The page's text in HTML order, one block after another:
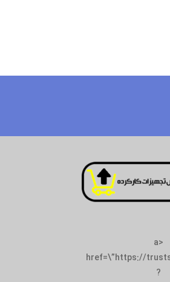
<a
href=\”https://
?